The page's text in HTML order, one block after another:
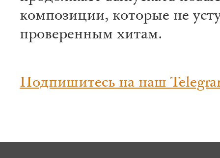
композиции, которые не
проверенным хитам.
Подпишитесь на наш